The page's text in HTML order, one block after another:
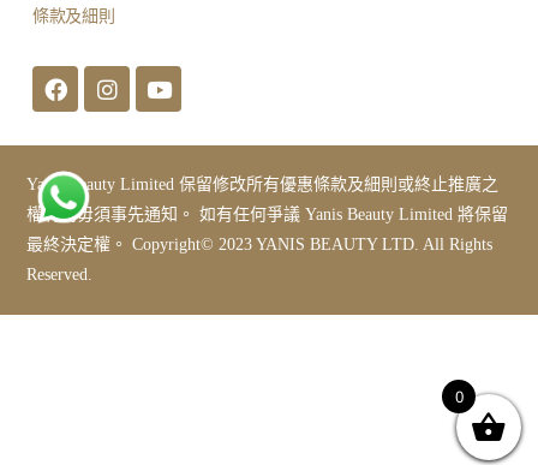
條款及細則
Yanis Beauty Limited 保留修改所有優惠條款及細則或終止推廣之
權利而毋須事先通知。 如有任何爭議 Yanis Beauty Limited 將保留
最終決定權。 Copyright© 2023 YANIS BEAUTY LTD. All Rights
Reserved.
0